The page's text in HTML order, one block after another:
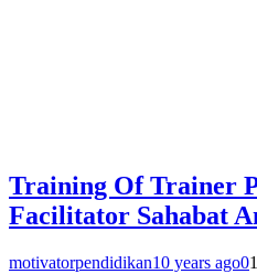
Training Of Trainer
Facilitator Sahabat
motivatorpendidikan10 years ago0